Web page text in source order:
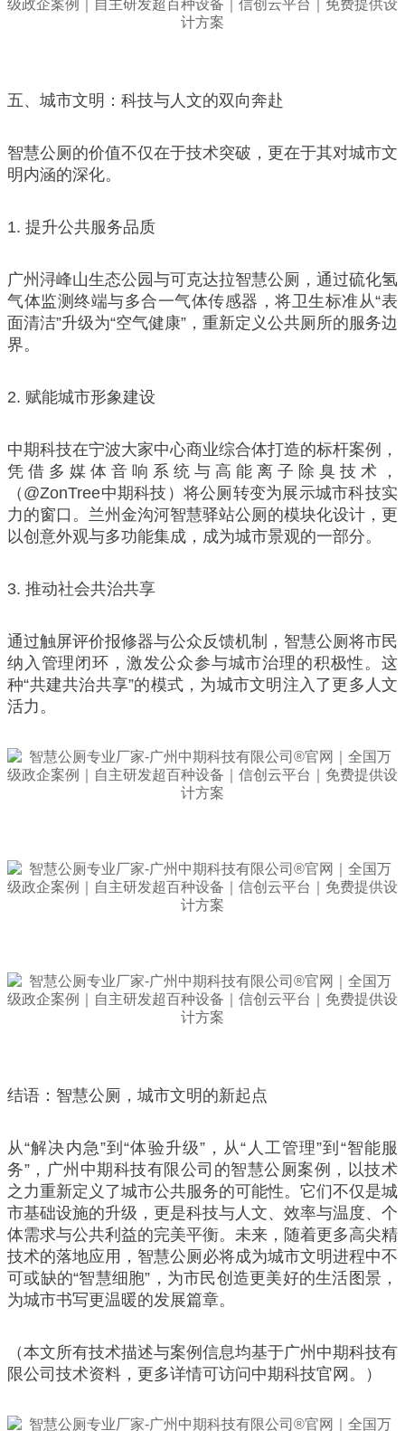
五、城市文明：科技与人文的双向奔赴
智慧公厕的价值不仅在于技术突破，更在于其对城市文
明内涵的深化。
1. 提升公共服务品质
广州浔峰山生态公园与可克达拉智慧公厕，通过硫化氢
气体监测终端与多合一气体传感器，将卫生标准从“表
面清洁”升级为“空气健康”，重新定义公共厕所的服务边
界。
2. 赋能城市形象建设
中期科技在宁波大家中心商业综合体打造的标杆案例，
凭借多媒体音响系统与高能离子除臭技术，
（@ZonTree中期科技）将公厕转变为展示城市科技实
力的窗口。兰州金沟河智慧驿站公厕的模块化设计，更
以创意外观与多功能集成，成为城市景观的一部分。
3. 推动社会共治共享
通过触屏评价报修器与公众反馈机制，智慧公厕将市民
纳入管理闭环，激发公众参与城市治理的积极性。这
种“共建共治共享”的模式，为城市文明注入了更多人文
活力。
结语：智慧公厕，城市文明的新起点
从“解决内急”到“体验升级”，从“人工管理”到“智能服
务”，广州中期科技有限公司的智慧公厕案例，以技术
之力重新定义了城市公共服务的可能性。它们不仅是城
市基础设施的升级，更是科技与人文、效率与温度、个
体需求与公共利益的完美平衡。未来，随着更多高尖精
技术的落地应用，智慧公厕必将成为城市文明进程中不
可或缺的“智慧细胞”，为市民创造更美好的生活图景，
为城市书写更温暖的发展篇章。
（本文所有技术描述与案例信息均基于广州中期科技有
限公司技术资料，更多详情可访问中期科技官网。）